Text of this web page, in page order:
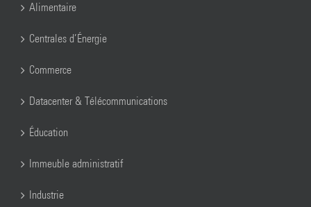
Alimentaire
Centrales d’Énergie
Commerce
Datacenter & Télécommunications
Éducation
Immeuble administratif
Industrie